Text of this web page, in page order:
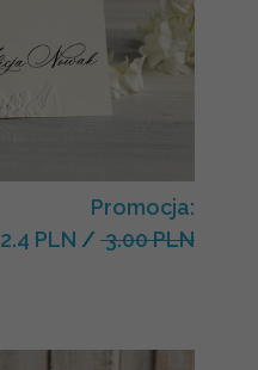
Promocja:
2.4 PLN / 3.00 PLN